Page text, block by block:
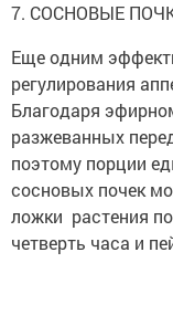
7. СОСНОВЫЕ
Еще одним
регулирования
Благодаря
разжеванных
поэтому порции
сосновых почек
ложки растения
четверть часа и